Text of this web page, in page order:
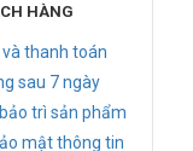
HÀNG
và thanh toán
sau 7 ngày
trì sản phẩm
mật thông tin